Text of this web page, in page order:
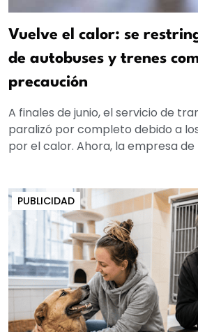
Vuelve el calor: se
de autobuses y trenes
precaución
A finales de junio, el servicio de
paralizó por completo debido a
por el calor. Ahora, la empresa de
PUBLICIDAD